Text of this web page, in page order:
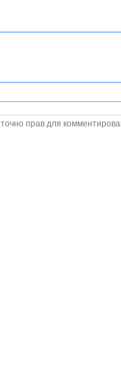
прав для